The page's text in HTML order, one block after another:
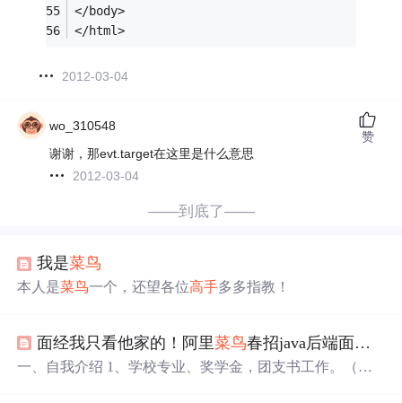
</body>
</html>
2012-03-04
wo_310548
谢谢，那evt.target在这里是什么意思
2012-03-04
赞
——到底了——
我是菜鸟
本人是菜鸟一个，还望各位高手多多指教！
面经我只看他家的！阿里菜鸟春招java后端面经总结，
一、自我介绍 1、学校专业、奖学金，团支书工作。（可